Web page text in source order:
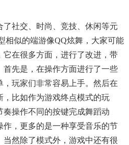
了社交、时尚、竞技、休闲等元
相似的端游像QQ炫舞，大家可能
在很多方面，进行了改进，带
先是，在操作方面进行了一些
玩家们非常容易上手。然后在
比如作为游戏终点模式的玩
操作不同的按键完成舞蹈动
，更多的是一种享受音乐的节
然除了模式外，游戏中还有很